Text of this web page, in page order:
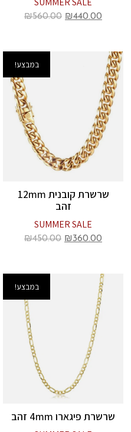
₪440.00
₪560.00
במבצע!
שרשרת קובנית 12mm
זהב
SUMMER SALE
₪360.00
₪450.00
במבצע!
שרשרת פיגארו 4mm זהב